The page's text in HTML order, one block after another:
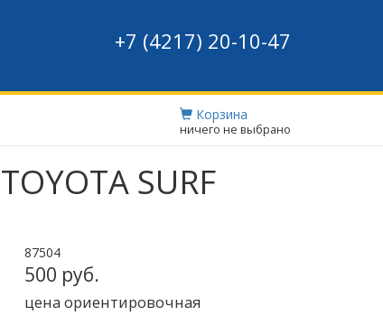
+7 (4217) 20-10-47
Корзина
ничего не выбрано
SURF
87504
500 руб.
цена ориентировочная